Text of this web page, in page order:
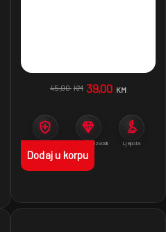
45,00 KM 39,00 KM
Premium proizvodi Ljepota
Dodaj u korpu